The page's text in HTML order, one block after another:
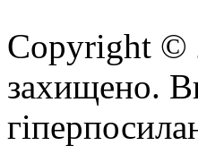
Copyright ©
захищено.